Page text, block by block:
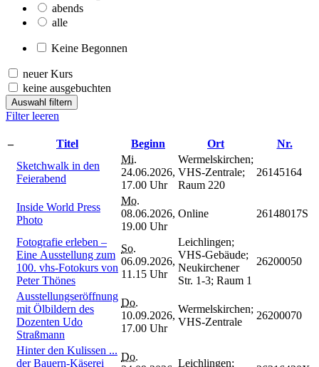
abends
alle
Keine Begonnen
neuer Kurs
keine ausgebuchten
Auswahl filtern
Filter leeren
– Titel Beginn Ort
Nr.
Sketchwalk in den
Feierabend
Mi.
24.06.2026,
17.00 Uhr
Wermelskirchen;
VHS-Zentrale;
Raum 220
26145164
Inside World Press
Photo
Mo.
08.06.2026,
19.00 Uhr
Online 26148017S
Fotografie erleben –
Eine Ausstellung zum
100. vhs-Fotokurs von
Peter Thönes
So.
06.09.2026,
11.15 Uhr
Leichlingen;
VHS-Gebäude;
Neukirchener
Str. 1-3; Raum 1
26200050
Ausstellungseröffnung
mit Ölbildern des
Dozenten Udo
Straßmann
Do.
10.09.2026,
17.00 Uhr
Wermelskirchen;
VHS-Zentrale
26200070
Hinter den Kulissen ...
der Bauern-Käserei
Do.
Leichlingen;